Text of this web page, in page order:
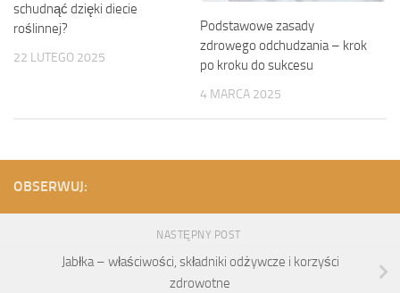
schudnąć dzięki diecie
roślinnej?
22 LUTEGO 2025
Podstawowe zasady
zdrowego odchudzania – krok
po kroku do sukcesu
4 MARCA 2025
OBSERWUJ:
NASTĘPNY POST
Jabłka – właściwości, składniki odżywcze i korzyści
zdrowotne